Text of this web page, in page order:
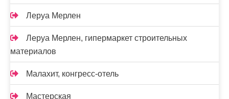
Леруа Мерлен
Леруа Мерлен, гипермаркет строительных
материалов
Малахит, конгресс-отель
Мастерская